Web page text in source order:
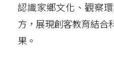
認識家鄉文化、觀察
方，展現創客教育結合
果。